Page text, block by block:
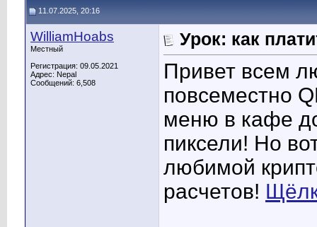
11.07.2025, 20:16
WilliamHoabs
Местный
Регистрация: 09.05.2021
Адрес: Nepal
Сообщений: 6,508
Урок: как
Привет всем
повсеместно
меню в кафе
пиксели! Но
любимой
расчетов!